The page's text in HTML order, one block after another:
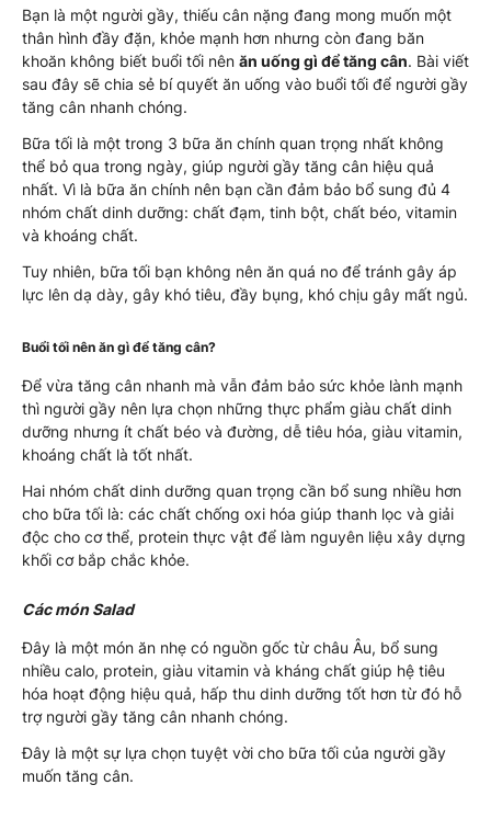
Bạn là một người gầy, thiếu cân nặng đang mong muốn một
thân hình đầy đặn, khỏe mạnh hơn nhưng còn đang băn
khoăn không biết buổi tối nên ăn uống gì để tăng cân. Bài viết
sau đây sẽ chia sẻ bí quyết ăn uống vào buổi tối để người gầy
tăng cân nhanh chóng.
Bữa tối là một trong 3 bữa ăn chính quan trọng nhất không
thể bỏ qua trong ngày, giúp người gầy tăng cân hiệu quả
nhất. Vì là bữa ăn chính nên bạn cần đảm bảo bổ sung đủ 4
nhóm chất dinh dưỡng: chất đạm, tinh bột, chất béo, vitamin
và khoáng chất.
Tuy nhiên, bữa tối bạn không nên ăn quá no để tránh gây áp
lực lên dạ dày, gây khó tiêu, đầy bụng, khó chịu gây mất ngủ.
Buổi tối nên ăn gì để tăng cân?
Để vừa tăng cân nhanh mà vẫn đảm bảo sức khỏe lành mạnh
thì người gầy nên lựa chọn những thực phẩm giàu chất dinh
dưỡng nhưng ít chất béo và đường, dễ tiêu hóa, giàu vitamin,
khoáng chất là tốt nhất.
Hai nhóm chất dinh dưỡng quan trọng cần bổ sung nhiều hơn
cho bữa tối là: các chất chống oxi hóa giúp thanh lọc và giải
độc cho cơ thể, protein thực vật để làm nguyên liệu xây dựng
khối cơ bắp chắc khỏe.
Các món Salad
Đây là một món ăn nhẹ có nguồn gốc từ châu Âu, bổ sung
nhiều calo, protein, giàu vitamin và kháng chất giúp hệ tiêu
hóa hoạt động hiệu quả, hấp thu dinh dưỡng tốt hơn từ đó hỗ
trợ người gầy tăng cân nhanh chóng.
Đây là một sự lựa chọn tuyệt vời cho bữa tối của người gầy
muốn tăng cân.